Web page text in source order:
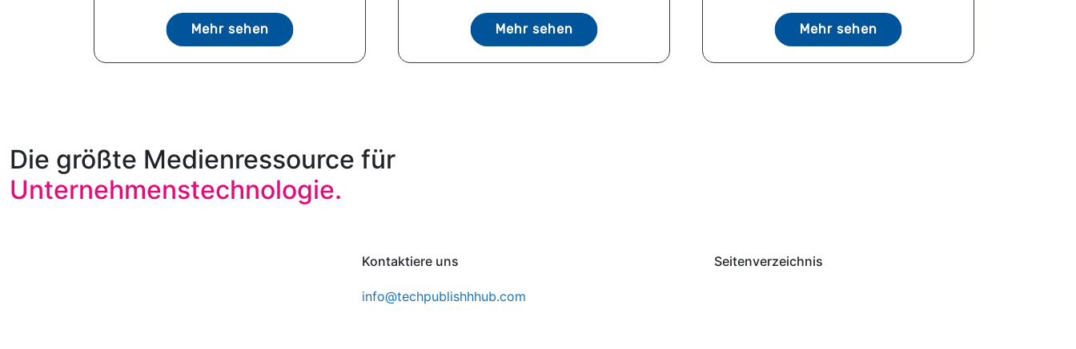
Mehr sehen Mehr sehen Mehr sehen
Die größte Medienressource für
Unternehmenstechnologie.
Kontaktiere uns
info@techpublishhhub.com
Seitenverzeichnis